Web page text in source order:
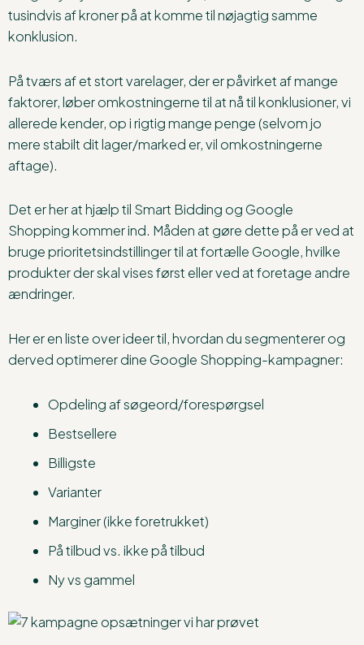
tusindvis af kroner på at komme til nøjagtig samme
konklusion.
På tværs af et stort varelager, der er påvirket af mange
faktorer, løber omkostningerne til at nå til konklusioner, vi
allerede kender, op i rigtig mange penge (selvom jo
mere stabilt dit lager/marked er, vil omkostningerne
aftage).
Det er her at hjælp til Smart Bidding og Google
Shopping kommer ind. Måden at gøre dette på er ved at
bruge prioritetsindstillinger til at fortælle Google, hvilke
produkter der skal vises først eller ved at foretage andre
ændringer.
Her er en liste over ideer til, hvordan du segmenterer og
derved optimerer dine Google Shopping-kampagner:
Opdeling af søgeord/forespørgsel
Bestsellere
Billigste
Varianter
Marginer (ikke foretrukket)
På tilbud vs. ikke på tilbud
Ny vs gammel